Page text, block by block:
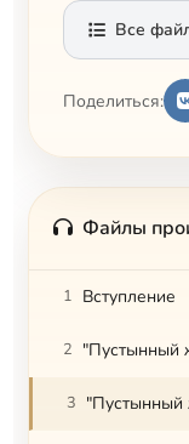
Все
Поделиться:
Файлы
1 Вступление
2 "Пустынный
3 "Пустынный